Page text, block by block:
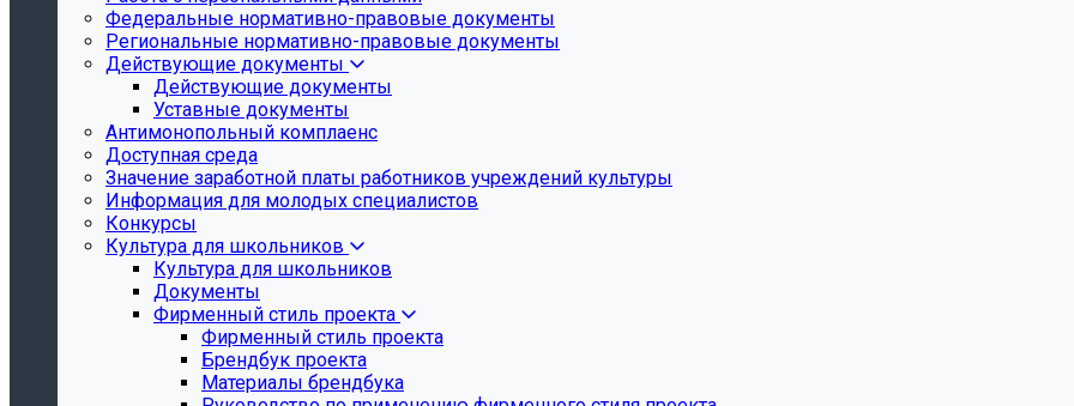
Федеральные нормативно-правовые документы
Региональные нормативно-правовые документы
Действующие документы
Действующие документы
Уставные документы
Антимонопольный комплаенс
Доступная среда
Значение заработной платы работников учреждений культуры
Информация для молодых специалистов
Конкурсы
Культура для школьников
Культура для школьников
Документы
Фирменный стиль проекта
Фирменный стиль проекта
Брендбук проекта
Материалы брендбука